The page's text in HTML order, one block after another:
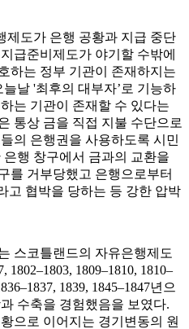
제도가 은행 공황과 지급 중단
급준비제도가 야기할 수밖에
하는 정부 기관이 존재하지는
날 '최후의 대부자’로 기능하
는 기관이 존재할 수 있다는
통상 금을 직접 지불 수단으로
의 은행권을 사용하도록 시민
행 창구에서 금과의 교환을
를 거부당했고 은행으로부터
고 협박을 당하는 등 강한 압박
스코틀랜드의 자유은행제도
1802–1803, 1809–1810, 1810–
1839, 1845–1847년으
수축을 경험했음을 보였다.
으로 이어지는 경기변동의 원